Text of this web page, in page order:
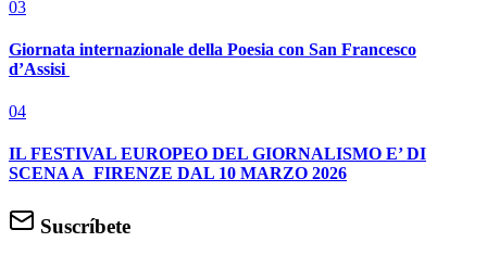
03
Giornata internazionale della Poesia con San Francesco
d’Assisi
04
IL FESTIVAL EUROPEO DEL GIORNALISMO E’ DI
SCENA A FIRENZE DAL 10 MARZO 2026
Suscríbete